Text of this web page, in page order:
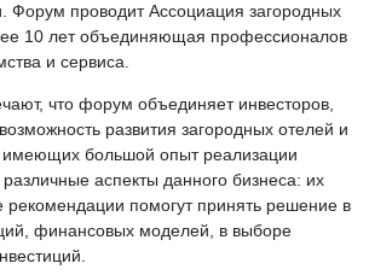
Форум проводит Ассоциация загородных
10 лет объединяющая профессионалов
и сервиса.
что форум объединяет инвесторов,
развития загородных отелей и
имеющих большой опыт реализации
аспекты данного бизнеса: их
помогут принять решение в
финансовых моделей, в выборе